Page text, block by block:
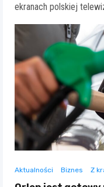
ekranach polskiej
Aktualności Biznes Z